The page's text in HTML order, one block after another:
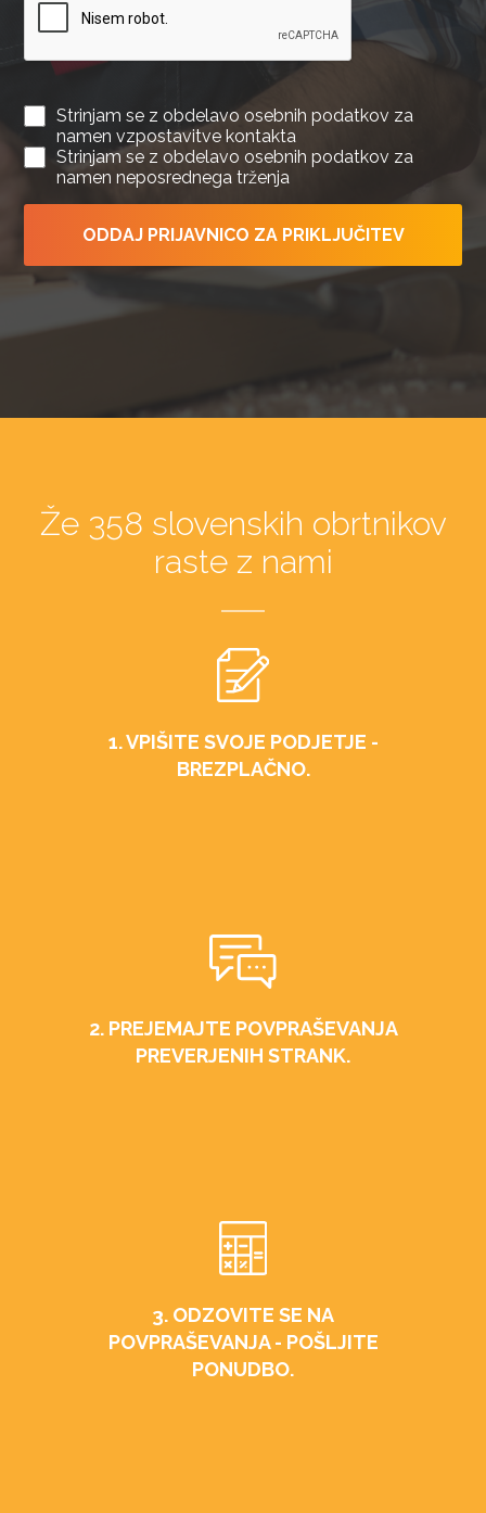
Strinjam se z obdelavo osebnih podatkov za
namen vzpostavitve kontakta
Strinjam se z obdelavo osebnih podatkov za
namen neposrednega trženja
ODDAJ PRIJAVNICO ZA PRIKLJUČITEV
Že 358 slovenskih obrtnikov
raste z nami
1. VPIŠITE SVOJE PODJETJE -
BREZPLAČNO.
2. PREJEMAJTE POVPRAŠEVANJA
PREVERJENIH STRANK.
3. ODZOVITE SE NA
POVPRAŠEVANJA - POŠLJITE
PONUDBO.